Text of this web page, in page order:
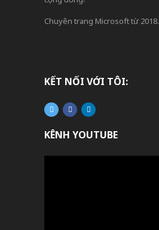
Chuyên trang Microsoft từ 2018.
KẾT NỐI VỚI TÔI:
KÊNH YOUTUBE